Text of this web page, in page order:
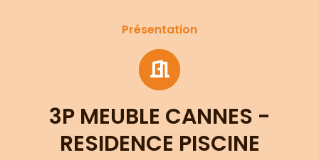
Présentation
3P MEUBLE CANNES -
RESIDENCE PISCINE